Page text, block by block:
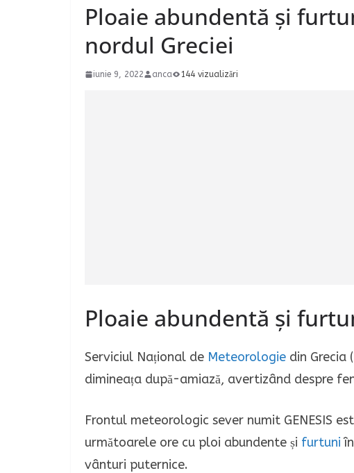
Ploaie abundentă și
nordul Greciei
iunie 9, 2022 anca 144 vizualizări
Ploaie abundentă și
Serviciul Național de Meteorologie din Grecia
dimineața după-amiază, avertizând despre
Frontul meteorologic sever numit GENESIS
următoarele ore cu ploi abundente și furtuni
vânturi puternice.